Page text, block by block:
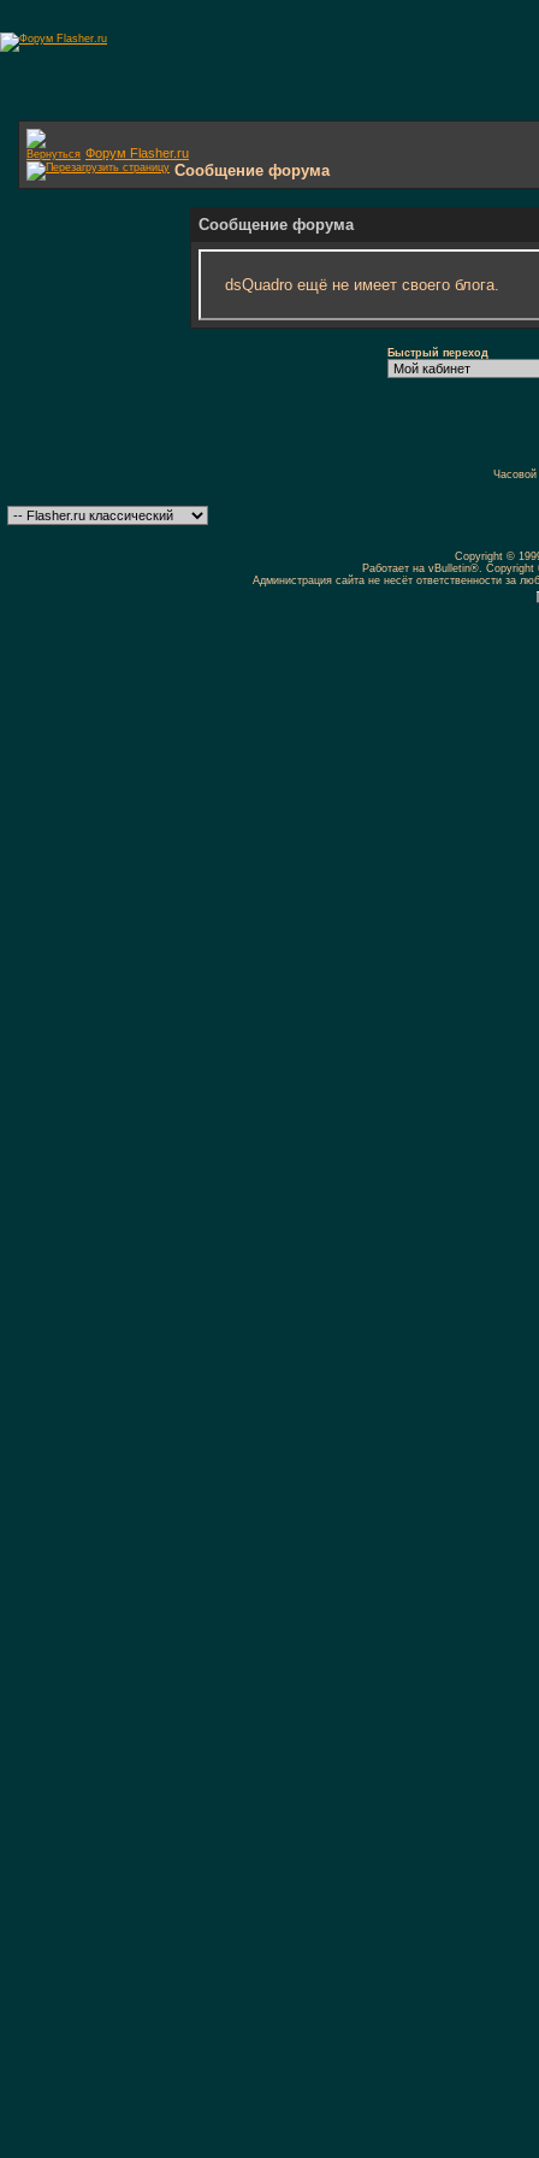
Форум Flasher.ru
Сообщение форума
Сообщение форума
dsQuadro ещё не имеет своего блога.
Быстрый переход
Copyright ©
Работает на vBulletin®.
Администрация сайта не несёт ответственности за